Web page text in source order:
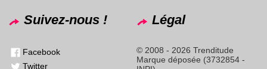
Suivez-nous !
Facebook
Twitter
Légal
© 2008 - 2026 Trenditude
Marque déposée (3732854 -